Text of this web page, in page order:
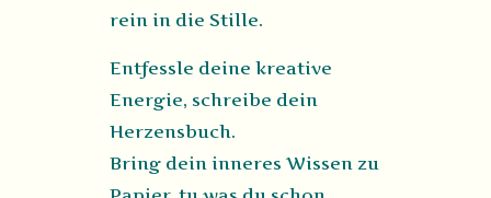
rein in die Stille.
Entfessle deine kreative
Energie, schreibe dein
Herzensbuch.
Bring dein inneres Wissen zu